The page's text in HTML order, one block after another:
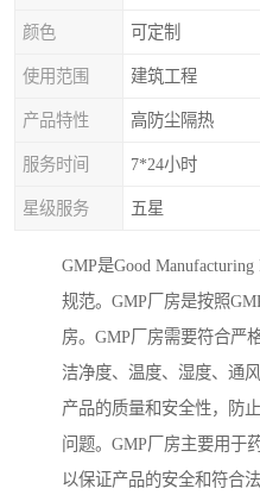
颜色 可定制
使用范围 建筑工程
产品特性 高防尘隔热
服务时间 7*24小时
星级服务 五星
GMP是Good
规范。GMP厂房是按照
房。GMP厂房需要符合严
洁净度、温度、湿度、通
产品的质量和安全性，防
问题。GMP厂房主要用于
以保证产品的安全和符合法